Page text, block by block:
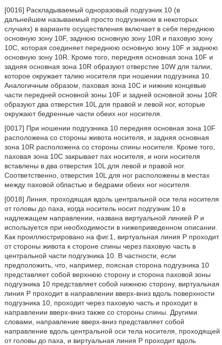
[0016] Раскладываемый одноразовый подгузник 10 (в
дальнейшем называемый просто подгузником в некоторых
случаях) в варианте осуществления включает в себя переднюю
основную зону 10F, заднюю основную зону 10R и паховую зону
10С, которая соединяет переднюю основную зону 10F и заднюю
основную зону 10R. Кроме того, передняя основная зона 10F и
задняя основная зона 10R образуют отверстие 10W для талии,
которое окружает талию носителя при ношении подгузника 10.
Аналогичным образом, паховая зона 10C и нижние концевые
части передней основной зоны 10F и задней основной зоны 10R
образуют два отверстия 10L для правой и левой ног, которые
окружают бедренные части обеих ног носителя.
[0017] При ношении подгузника 10 передняя основная зона 10F
расположена со стороны живота носителя, и задняя основная
зона 10R расположена со стороны спины носителя. Кроме того,
паховая зона 10C закрывает пах носителя, и ноги носителя
вставлены в два отверстия 10L для левой и правой ног.
Соответственно, отверстия 10L для ног расположены в местах
между паховой областью и бедрами обеих ног носителя.
[0018] Линия, проходящая вдоль центральной оси тела носителя
от головы до паха, когда носитель носит подгузник 10 в
надлежащем направлении, названа виртуальной линией Р и
используется при необходимости в нижеприведенном описании.
Как проиллюстрировано на фиг.1, виртуальная линия Р проходит
от стороны живота к стороне спины через паховую часть в
центральной части подгузника 10. В частности, если
предположить, что, например, поясная сторона подгузника 10
представляет собой верхнюю сторону и сторона паховой зоны
подгузника 10 представляет собой нижнюю сторону, виртуальная
линия Р проходит в направлении вверх-вниз вдоль поверхности
подгузника 10, проходит через паховую часть и проходит в
направлении вверх-вниз также со стороны спины. Другими
словами, направление вверх-вниз представляет собой
направление вдоль центральной оси тела носителя, проходящей
от головы до паха, и виртуальная линия Р проходит вдоль